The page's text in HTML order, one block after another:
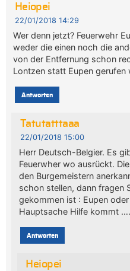
Heiopei
22/01/2018 14:29
Wer denn jetzt? Feuerwehr
weder die einen noch die
von der Entfernung schon
Lontzen statt Eupen gerufen
Antworten
Tatutatttaaa
22/01/2018 15:00
Herr Deutsch-Belgier. Es
Feuerwher wo ausrückt.
den Burgemeistern
schon stellen, dann fragen
gekommen ist : Eupen
Hauptsache Hilfe kommt ….
Antworten
Heiopei